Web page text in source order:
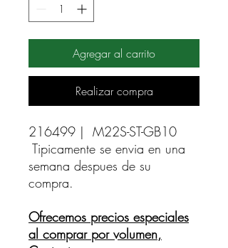
Agregar al carrito
Realizar compra
216499 |  M22S-ST-GB10
Tipicamente se envia en una
semana despues de su
compra.
Ofrecemos precios especiales
al comprar por volumen,